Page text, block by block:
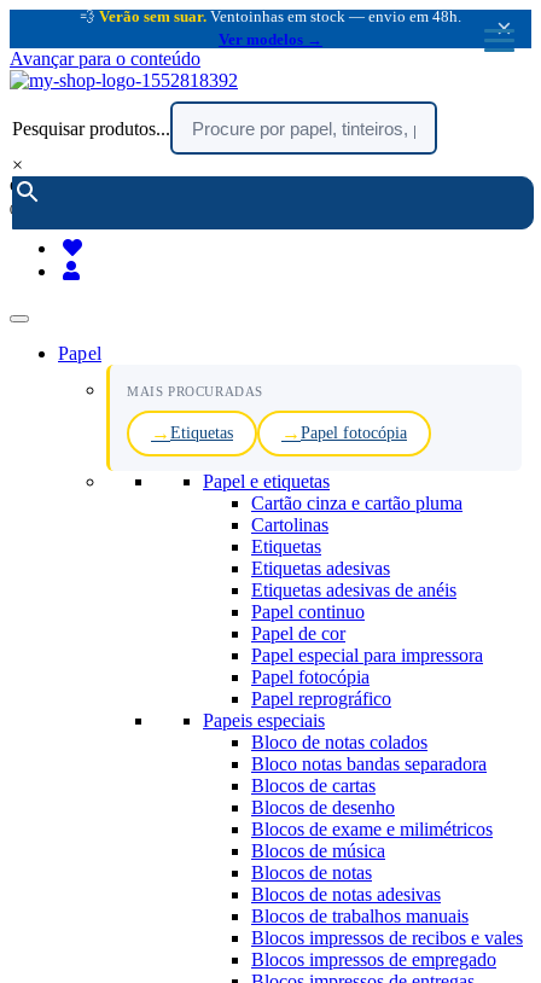
💨 Verão sem suar. Ventoinhas em stock — envio em 48h.
Ver modelos →
×
Avançar para o conteúdo
Pesquisar produtos...
×
encomendar por telefone :
(chamada rede fixa nacional)
Papel
MAIS PROCURADAS
Etiquetas Papel fotocópia
Papel e etiquetas
Cartão cinza e cartão pluma
Cartolinas
Etiquetas
Etiquetas adesivas
Etiquetas adesivas de anéis
Papel continuo
Papel de cor
Papel especial para impressora
Papel fotocópia
Papel reprográfico
Papeis especiais
Bloco de notas colados
Bloco notas bandas separadora
Blocos de cartas
Blocos de desenho
Blocos de exame e milimétricos
Blocos de música
Blocos de notas
Blocos de notas adesivas
Blocos de trabalhos manuais
Blocos impressos de recibos e vales
Blocos impressos de empregado